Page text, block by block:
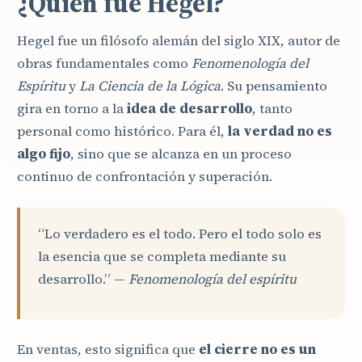
Hegel fue un filósofo alemán del siglo XIX, autor de
obras fundamentales como Fenomenología del
EspírituyLa Ciencia de la Lógica. Su pensamiento
gira en torno a laidea de desarrollo, tanto
personal como histórico. Para él, la verdad no es
algo fijo, sino que se alcanza en un proceso
continuo de confrontación y superación.
“Lo verdadero es el todo. Pero el todo solo es
la esencia que se completa mediante su
desarrollo.” —Fenomenología del espíritu
En ventas, esto significa que el cierre no es un